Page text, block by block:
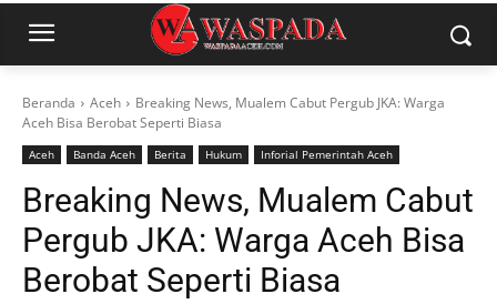
Beranda Aceh
Breaking News, Mualem Cabut Pergub JKA: Warga
Aceh Bisa Berobat Seperti Biasa
Aceh Banda Aceh Berita Hukum Inforial Pemerintah Aceh
Breaking News, Mualem Cabut
Pergub JKA: Warga Aceh Bisa
Berobat Seperti Biasa